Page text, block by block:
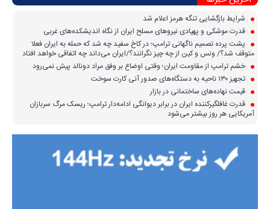
شرایط بازگشایی تنگه هرمز اعلام شد
قدرت موشکی و پهپادی نیرو‌های مسلح ایران از نگاه اندیشکده‌های غربی
پشت پرده تصمیم ناگهانی ترامپ؛ در کاخ سفید چه شد که حمله به ایران فعلا
متوقف شد؟/ ونس و کین از چه چیز نگرانند؟/ایران می‌داند چه اتفاقی خواهد افتاد
خشم ترامپ از مقاومت ایران؛ وقتی اوضاع بر وفق مراد دونالد پیش نمی‌رود
تجهیز ۱۳۰ ناحیه به دستگاه‌های صدور آنی کارت سوخت
قیمت نهاده‌های ساختمانی در بازار
قدرت غافلگیرکننده ایران در برابر دیوانگی ادامه‌دار ترامپ؛ ریسک مرگ سربازان
آمریکایی هر روز بیشتر می‌شود